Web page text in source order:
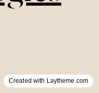
Created with Laytheme.com